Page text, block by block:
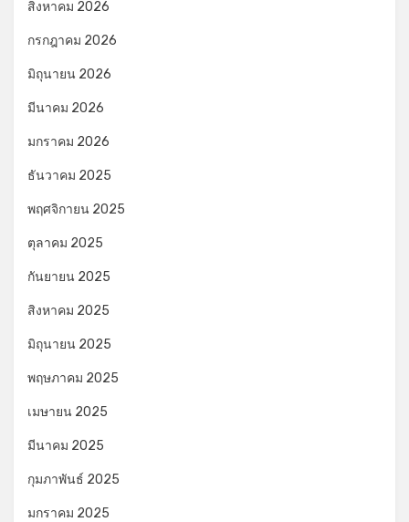
สิงหาคม 2026
กรกฎาคม 2026
มิถุนายน 2026
มีนาคม 2026
มกราคม 2026
ธันวาคม 2025
พฤศจิกายน 2025
ตุลาคม 2025
กันยายน 2025
สิงหาคม 2025
มิถุนายน 2025
พฤษภาคม 2025
เมษายน 2025
มีนาคม 2025
กุมภาพันธ์ 2025
มกราคม 2025